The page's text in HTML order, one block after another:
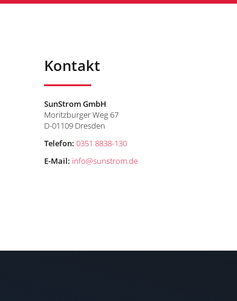
Kontakt
SunStrom GmbH
Moritzburger Weg 67
D-01109 Dresden
Telefon: 0351 8838-130
E-Mail: info@sunstrom.de